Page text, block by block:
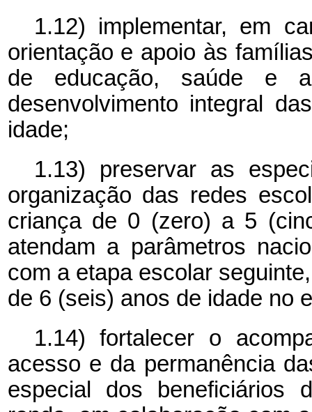
1.12) implementar, em
orientação e apoio às
de educação, saúde e
desenvolvimento integral
idade;
1.13) preservar as
organização das redes
criança de 0 (zero) a 5
atendam a parâmetros
com a etapa escolar
de 6 (seis) anos de idade no
1.14) fortalecer o
acesso e da permanência
especial dos beneficiários